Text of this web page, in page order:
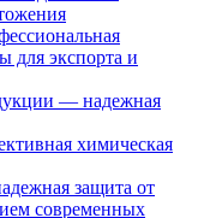
для экспорта и
— надежная
химическая
защита от
современных